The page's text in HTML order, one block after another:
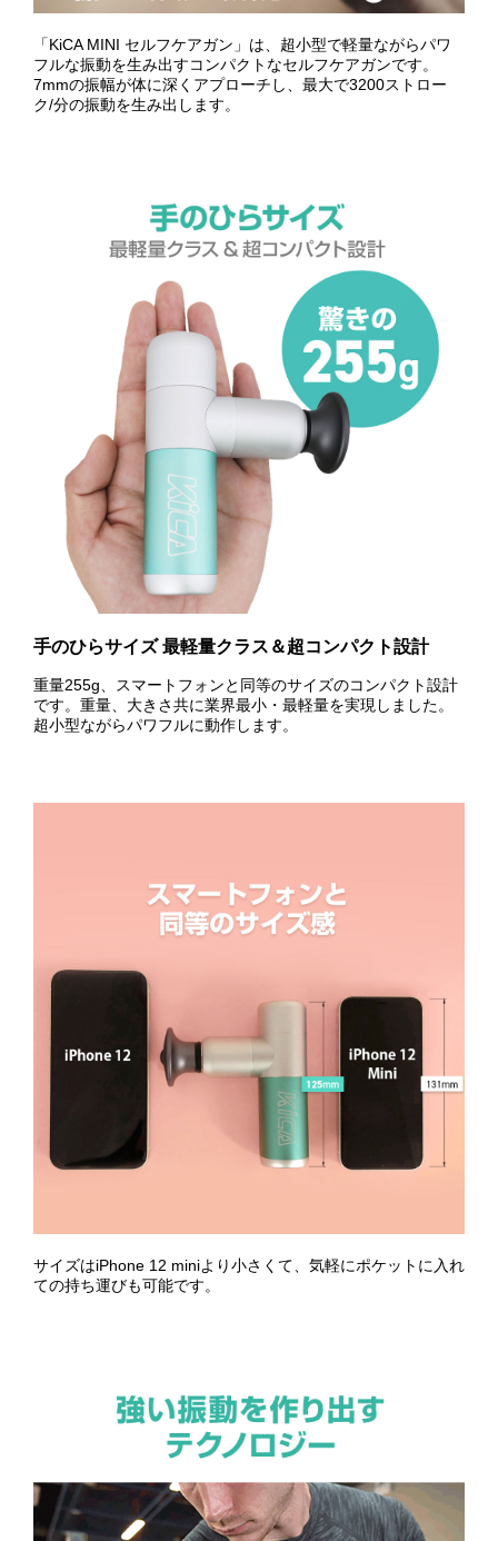
「KiCA MINI セルフケアガン」は、超小型で軽量ながらパワ
フルな振動を生み出すコンパクトなセルフケアガンです。
7mmの振幅が体に深くアプローチし、最大で3200ストロー
ク/分の振動を生み出します。
手のひらサイズ 最軽量クラス＆超コンパクト設計
重量255g、スマートフォンと同等のサイズのコンパクト設計
です。重量、大きさ共に業界最小・最軽量を実現しました。
超小型ながらパワフルに動作します。
サイズはiPhone 12 miniより小さくて、気軽にポケットに入れ
ての持ち運びも可能です。